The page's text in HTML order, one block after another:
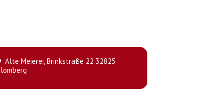
Alte Meierei, Brinkstraße 22 32825